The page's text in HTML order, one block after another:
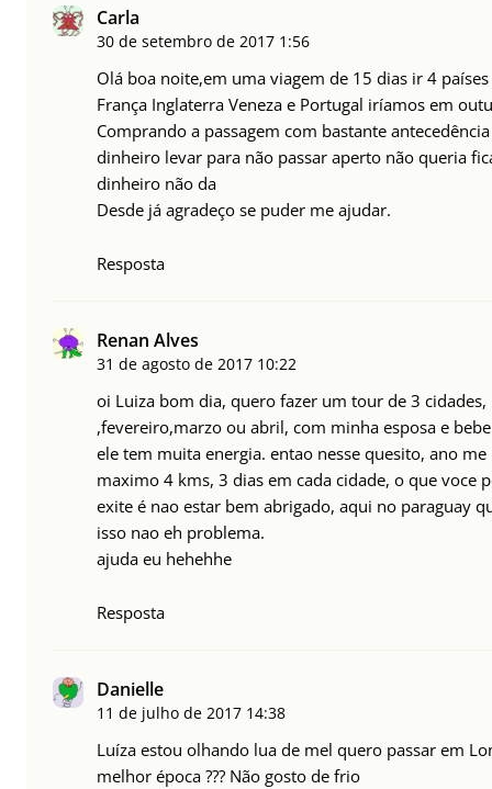
Carla
30 de setembro de 2017 1:56
Olá boa noite,em uma viagem de 15 dias ir 4
França Inglaterra Veneza e Portugal iríamos em
Comprando a passagem com bastante
dinheiro levar para não passar aperto não queria
dinheiro não da
Desde já agradeço se puder me ajudar.
Resposta
Renan Alves
31 de agosto de 2017 10:22
oi Luiza bom dia, quero fazer um tour de 3 cidades,
,fevereiro,marzo ou abril, com minha esposa e
ele tem muita energia. entao nesse quesito, ano
maximo 4 kms, 3 dias em cada cidade, o que voce
exite é nao estar bem abrigado, aqui no paraguay
isso nao eh problema.
ajuda eu hehehhe
Resposta
Danielle
11 de julho de 2017 14:38
Luíza estou olhando lua de mel quero passar em
melhor época ??? Não gosto de frio